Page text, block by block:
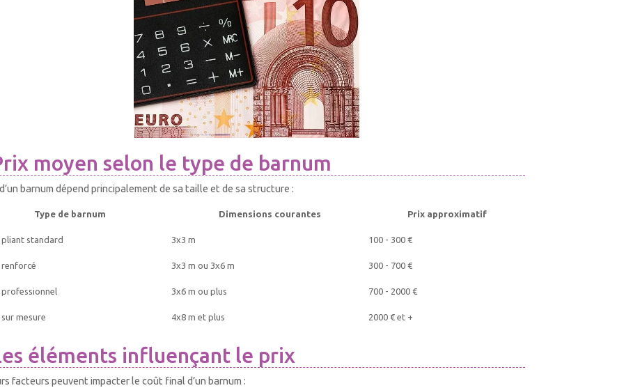
moyen selon le type de barnum
barnum dépend principalement de sa taille et de sa structure :
Type de barnum Dimensions courantes Prix approximatif
pliant standard 3x3 m 100 - 300 €
renforcé 3x3 m ou 3x6 m 300 - 700 €
professionnel 3x6 m ou plus 700 - 2000 €
mesure 4x8 m et plus 2000 € et +
éléments influençant le prix
facteurs peuvent impacter le coût final d’un barnum :